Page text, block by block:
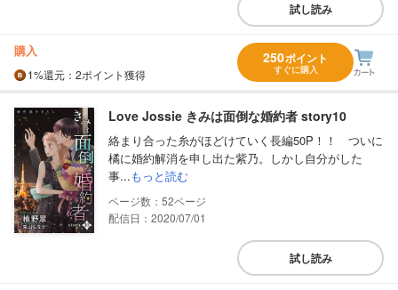
試し読み
購入
1%還元 ：2ポイント獲得
250ポイント
すぐに購入
Love Jossie きみは面倒な婚約者 story10
絡まり合った糸がほどけていく長編50P！！ ついに
橘に婚約解消を申し出た紫乃。しかし自分がした
事...もっと読む
52
配信日：2020/07/01
試し読み